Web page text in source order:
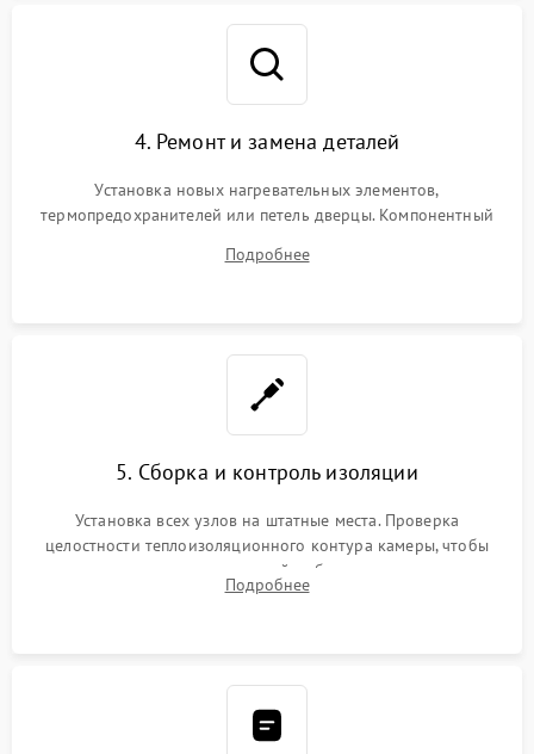
4. Ремонт и замена деталей
Установка новых нагревательных элементов,
термопредохранителей или петель дверцы. Компонентный
выгоревших реле, восстановление контактов и замена
Подробнее
5. Сборка и контроль изоляции
Установка всех узлов на штатные места. Проверка
целостности теплоизоляционного контура камеры, чтобы
исключить перегрев кухонной мебели и потерю тепла.
Надежная фиксация клемм и сборка корпуса шкафа.
Подробнее